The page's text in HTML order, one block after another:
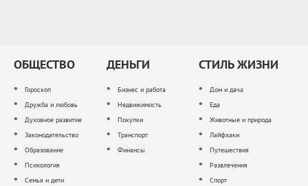
ОБЩЕСТВО
Гороскоп
Дружба и любовь
Духовное развитие
Законодательство
Образование
Психология
Семья и дети
ДЕНЬГИ
Бизнес и работа
Недвижимость
Покупки
Транспорт
Финансы
СТИЛЬ ЖИЗНИ
Дом и дача
Еда
Животные и природа
Лайфхаки
Путешествия
Развлечения
Спорт